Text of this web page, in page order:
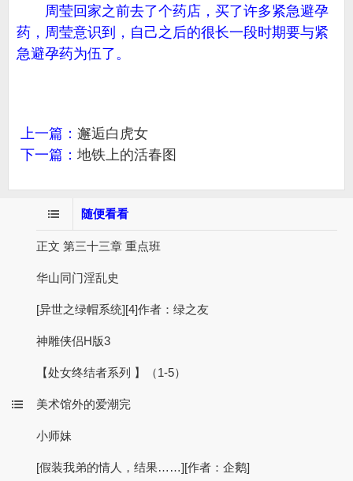
周莹回家之前去了个药店，买了许多紧急避孕
药，周莹意识到，自己之后的很长一段时期要与紧
急避孕药为伍了。
上一篇： 邂逅白虎女
下一篇： 地铁上的活春图
随便看看
正文 第三十三章 重点班
华山同门淫乱史
[异世之绿帽系统][4]作者：绿之友
神雕侠侣H版3
【处女终结者系列 】（1-5）
美术馆外的爱潮完
小师妹
[假装我弟的情人，结果……][作者：企鹅]